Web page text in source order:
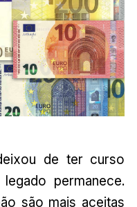
de ter curso
permanece.
são mais aceitas